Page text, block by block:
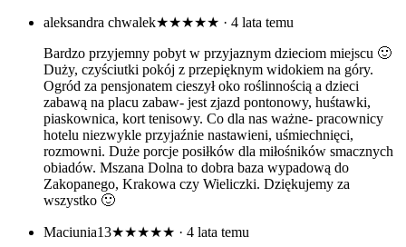
aleksandra chwalek★★★★★ · 4 lata temu
Bardzo przyjemny pobyt w przyjaznym dzieciom miejscu 🙂
Duży, czyściutki pokój z przepięknym widokiem na góry.
Ogród za pensjonatem cieszył oko roślinnością a dzieci
zabawą na placu zabaw- jest zjazd pontonowy, huśtawki,
piaskownica, kort tenisowy. Co dla nas ważne- pracownicy
hotelu niezwykle przyjaźnie nastawieni, uśmiechnięci,
rozmowni. Duże porcje posiłków dla miłośników smacznych
obiadów. Mszana Dolna to dobra baza wypadową do
Zakopanego, Krakowa czy Wieliczki. Dziękujemy za
wszystko 🙂
Maciunia13★★★★★ · 4 lata temu